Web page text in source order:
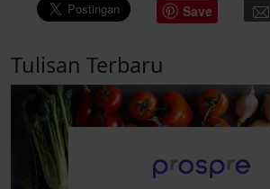
Save
Tulisan Terbaru